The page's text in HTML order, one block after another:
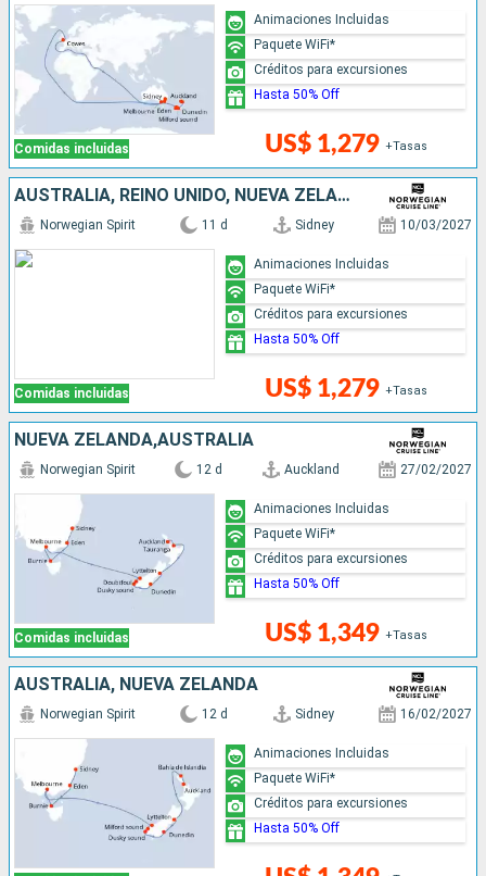
Comidas incluidas US$ 1,279 +Tasas
Animaciones Incluidas
Paquete WiFi*
Créditos para excursiones
Hasta 50% Off
AUSTRALIA, REINO UNIDO, NUEVA ZELANDA
Comidas incluidas
Norwegian Spirit 11 d Sidney 10/03/2027
US$ 1,279 +Tasas
Animaciones Incluidas
Paquete WiFi*
Créditos para excursiones
Hasta 50% Off
NUEVA ZELANDA,AUSTRALIA
Comidas incluidas
Norwegian Spirit 12 d Auckland 27/02/2027
US$ 1,349 +Tasas
Animaciones Incluidas
Paquete WiFi*
Créditos para excursiones
Hasta 50% Off
AUSTRALIA, NUEVA ZELANDA
Norwegian Spirit 12 d Sidney 16/02/2027
Animaciones Incluidas
Paquete WiFi*
Créditos para excursiones
Hasta 50% Off